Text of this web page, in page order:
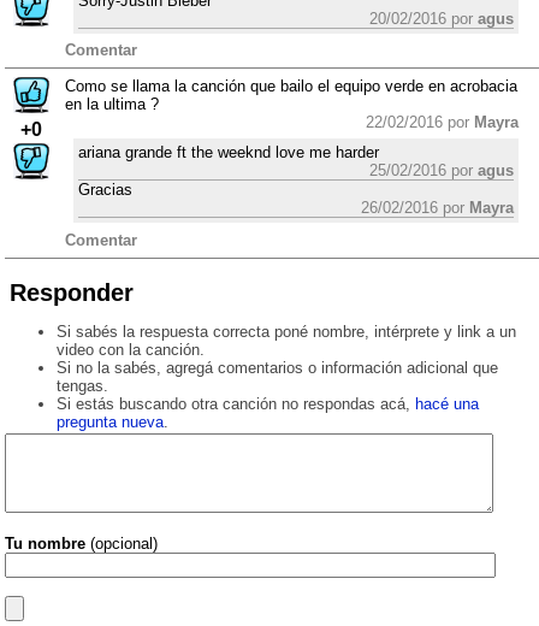
20/02/2016 por agus
Comentar
+0
Como se llama la canción que bailo el equipo verde en acrobacia
en la ultima ?
22/02/2016 por Mayra
ariana grande ft the weeknd love me harder
25/02/2016 por agus
Gracias
26/02/2016 por Mayra
Comentar
Responder
Si sabés la respuesta correcta poné nombre, intérprete y link a un
video con la canción.
Si no la sabés, agregá comentarios o información adicional que
tengas.
Si estás buscando otra canción no respondas acá,
hacé una
pregunta nueva.
Tu nombre (opcional)